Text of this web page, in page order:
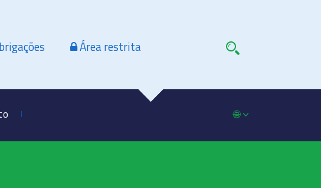
Área restrita
🌐